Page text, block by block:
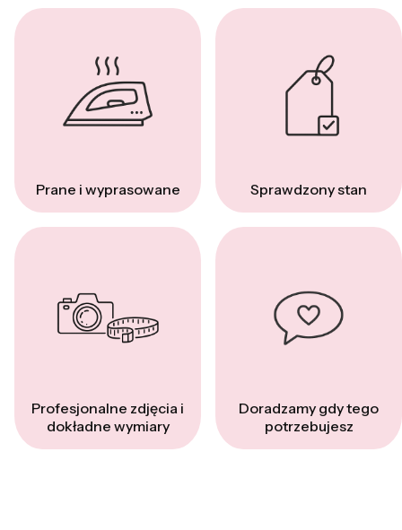
Prane i wyprasowane Sprawdzony stan
Profesjonalne zdjęcia i
dokładne wymiary
Doradzamy gdy tego
potrzebujesz